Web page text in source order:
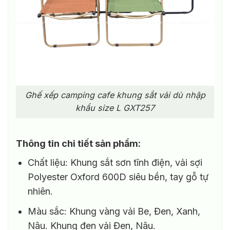
Ghế xếp camping cafe khung sắt vải dù nhập
khẩu size L GXT257
Thông tin chi tiết sản phẩm:
Chất liệu: Khung sắt sơn tĩnh điện, vải sợi
Polyester Oxford 600D siêu bền, tay gỗ tự
nhiên.
Màu sắc: Khung vàng vải Be, Đen, Xanh,
Nâu. Khung đen vải Đen, Nâu.